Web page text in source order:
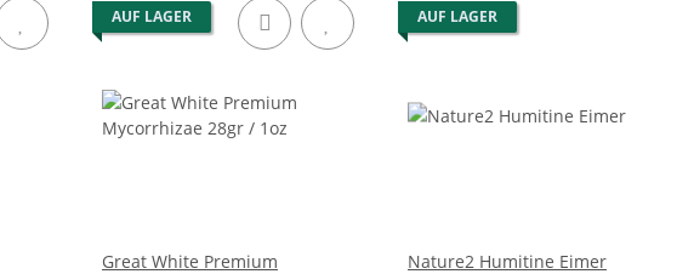
AUF LAGER
Great White Premium
AUF LAGER
Nature2 Humitine Eimer